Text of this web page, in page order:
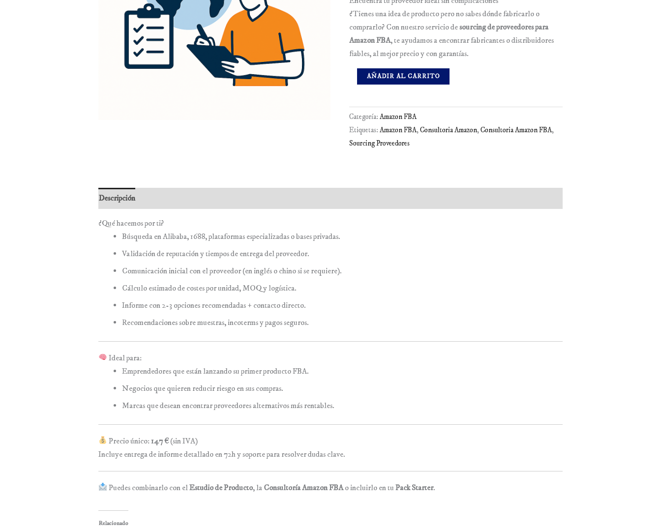
E-COMMERCE
Auditoría 360º
CRO E-Commerce
GROWTH & MARKETING ↗
¿Tienes una idea de producto pero no sabes dónde fabricarlo o
comprarlo? Con nuestro servicio desourcing de proveedores para
Amazon FBA, te ayudamos a encontrar fabricantes o distribuidores
fiables, al mejor precio y con garantías.
AÑADIR AL CARRITO
Categoría: Amazon FBA
Etiquetas: Amazon FBA,Consultoria Amazon,Consultoria Amazon FBA,
Sourcing Proveedores
Descripción
¿Qué hacemos por ti?
Búsqueda en Alibaba, 1688, plataformas especializadas o bases privadas.
Validación de reputación y tiempos de entrega del proveedor.
Comunicación inicial con el proveedor (en inglés o chino si se requiere).
Cálculo estimado de costes por unidad, MOQ y logística.
Informe con 2-3 opciones recomendadas + contacto directo.
Recomendaciones sobre muestras, incoterms y pagos seguros.
Ideal para:
Emprendedores que están lanzando su primer producto FBA.
Negocios que quieren reducir riesgo en sus compras.
Marcas que desean encontrar proveedores alternativos más rentables.
Precio único:147 € (sin IVA)
Incluye entrega de informe detallado en 72h y soporte para resolver dudas clave.
Puedes combinarlo con elEstudio de Producto, la Consultoría Amazon FBAo incluirlo en tuPack Starter.
Relacionado